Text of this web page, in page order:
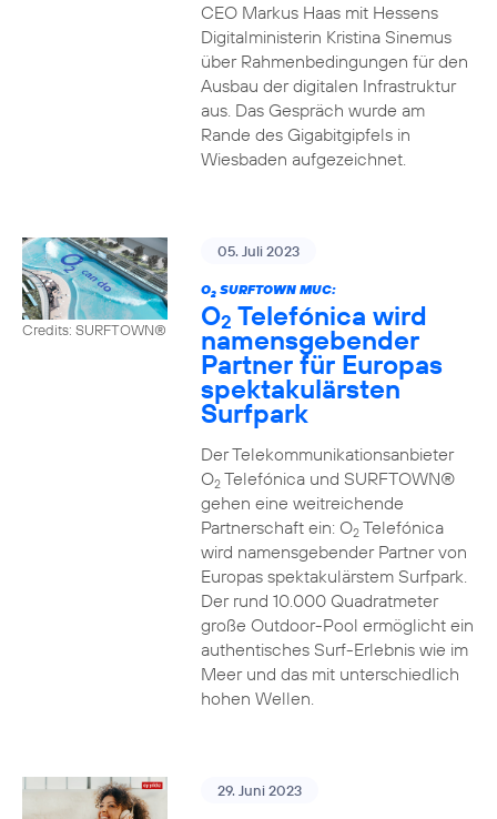
CEO Markus Haas mit Hessens
Digitalministerin Kristina Sinemus
über Rahmenbedingungen für den
Ausbau der digitalen Infrastruktur
aus. Das Gespräch wurde am
Rande des Gigabitgipfels in
Wiesbaden aufgezeichnet.
Credits: SURFTOWN®
05. Juli 2023
O2SURFTOWN MUC:
O2 Telefónica wird
namensgebender
Partner für Europas
spektakulärsten
Surfpark
Der Telekommunikationsanbieter
O2Telefónica und SURFTOWN®
gehen eine weitreichende
Partnerschaft ein: O2Telefónica
wird namensgebender Partner von
Europas spektakulärstem Surfpark.
Der rund 10.000 Quadratmeter
große Outdoor-Pool ermöglicht ein
authentisches Surf-Erlebnis wie im
Meer und das mit unterschiedlich
hohen Wellen.
29. Juni 2023